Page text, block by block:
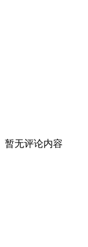
暂无评论内容